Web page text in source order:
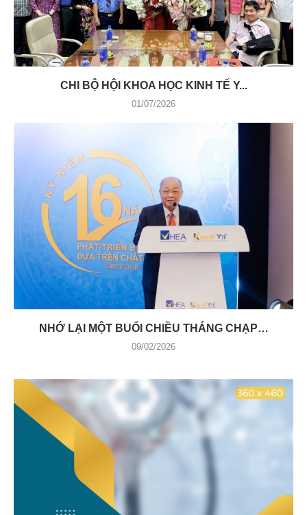
CHI BỘ HỘI KHOA HỌC KINH TẾ Y...
01/07/2026
NHỚ LẠI MỘT BUỔI CHIỀU THÁNG CHẠP…
09/02/2026